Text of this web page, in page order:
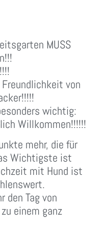
MUSS
von
wichtig:
Willkommen!!!!!!
mehr, die für
Wichtigste ist
mit Hund ist
den Tag von
zu einem ganz